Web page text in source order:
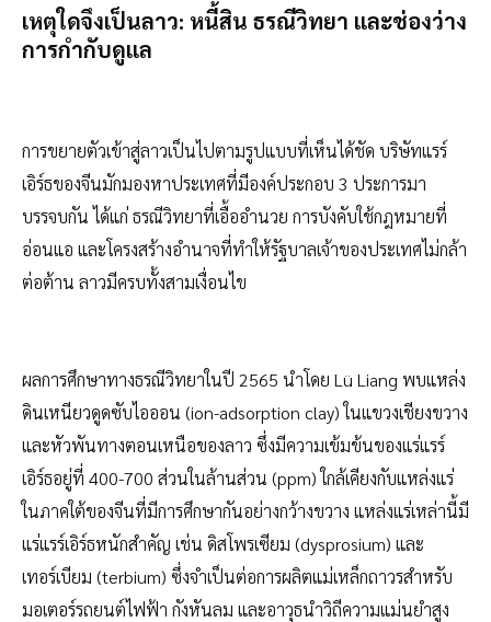
เหตุใดจึงเป็นลาว: หนี้สิน ธรณีวิทยา และช่องว่าง
การกำกับดูแล
การขยายตัวเข้าสู่ลาวเป็นไปตามรูปแบบที่เห็นได้ชัด บริษัทแรร์
เอิร์ธของจีนมักมองหาประเทศที่มีองค์ประกอบ 3 ประการมา
บรรจบกัน ได้แก่ ธรณีวิทยาที่เอื้ออำนวย การบังคับใช้กฎหมายที่
อ่อนแอ และโครงสร้างอำนาจที่ทำให้รัฐบาลเจ้าของประเทศไม่กล้า
ต่อต้าน ลาวมีครบทั้งสามเงื่อนไข
ผลการศึกษาทางธรณีวิทยาในปี 2565 นำโดย Lü Liang พบแหล่ง
ดินเหนียวดูดซับไอออน (ion-adsorption clay) ในแขวงเชียงขวาง
และหัวพันทางตอนเหนือของลาว ซึ่งมีความเข้มข้นของแร่แรร์
เอิร์ธอยู่ที่ 400-700 ส่วนในล้านส่วน (ppm) ใกล้เคียงกับแหล่งแร่
ในภาคใต้ของจีนที่มีการศึกษากันอย่างกว้างขวาง แหล่งแร่เหล่านี้มี
แร่แรร์เอิร์ธหนักสำคัญ เช่น ดิสโพรเซียม (dysprosium) และ
เทอร์เบียม (terbium) ซึ่งจำเป็นต่อการผลิตแม่เหล็กถาวรสำหรับ
มอเตอร์รถยนต์ไฟฟ้า กังหันลม และอาวุธนำวิถีความแม่นยำสูง